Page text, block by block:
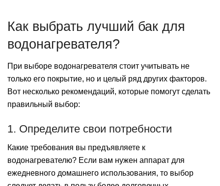
Как выбрать лучший бак для
водонагревателя?
При выборе водонагревателя стоит учитывать не
только его покрытие, но и целый ряд других факторов.
Вот несколько рекомендаций, которые помогут сделать
правильный выбор:
1. Определите свои потребности
Какие требования вы предъявляете к
водонагревателю? Если вам нужен аппарат для
ежедневного домашнего использования, то выбор